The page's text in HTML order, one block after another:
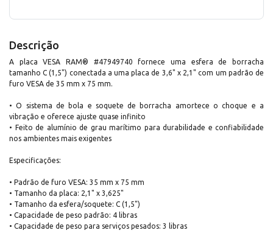
Descrição
A placa VESA RAM® #47949740 fornece uma esfera de borracha
tamanho C (1,5") conectada a uma placa de 3,6" x 2,1" com um padrão de
furo VESA de 35 mm x 75 mm.
• O sistema de bola e soquete de borracha amortece o choque e a
vibração e oferece ajuste quase infinito
• Feito de alumínio de grau marítimo para durabilidade e confiabilidade
nos ambientes mais exigentes
Especificações:
• Padrão de furo VESA: 35 mm x 75 mm
• Tamanho da placa: 2,1" x 3,625"
• Tamanho da esfera/soquete: C (1,5")
• Capacidade de peso padrão: 4 libras
• Capacidade de peso para serviços pesados: 3 libras